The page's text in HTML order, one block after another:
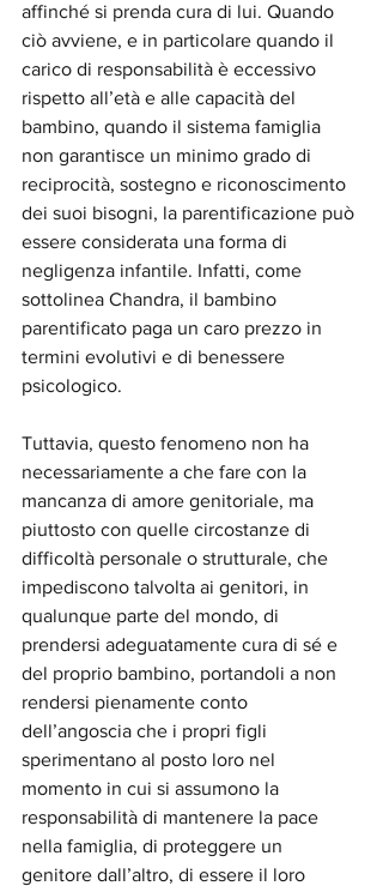
affinché si prenda cura di lui. Quando
ciò avviene, e in particolare quando il
carico di responsabilità è eccessivo
rispetto all’età e alle capacità del
bambino, quando il sistema famiglia
non garantisce un minimo grado di
reciprocità, sostegno e riconoscimento
dei suoi bisogni, la parentificazione può
essere considerata una forma di
negligenza infantile. Infatti, come
sottolinea Chandra, il bambino
parentificato paga un caro prezzo in
termini evolutivi e di benessere
psicologico.
Tuttavia, questo fenomeno non ha
necessariamente a che fare con la
mancanza di amore genitoriale, ma
piuttosto con quelle circostanze di
difficoltà personale o strutturale, che
impediscono talvolta ai genitori, in
qualunque parte del mondo, di
prendersi adeguatamente cura di sé e
del proprio bambino, portandoli a non
rendersi pienamente conto
dell’angoscia che i propri figli
sperimentano al posto loro nel
momento in cui si assumono la
responsabilità di mantenere la pace
nella famiglia, di proteggere un
genitore dall’altro, di essere il loro